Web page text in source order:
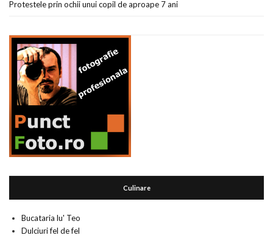
Protestele prin ochii unui copil de aproape 7 ani
Culinare
Bucataria lu' Teo
Dulciuri fel de fel